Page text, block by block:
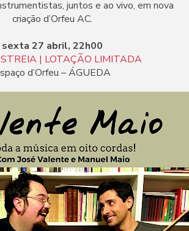
juntos e ao vivo, em nova
criação d’Orfeu AC.
sexta 27 abril, 22h00
| LOTAÇÃO LIMITADA
d’Orfeu – ÁGUEDA